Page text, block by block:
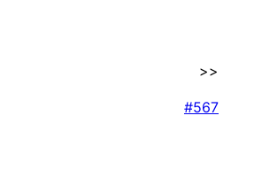
>>
#567